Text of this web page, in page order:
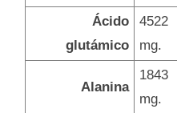
Ácido
glutámico
4522
mg.
Alanina
1843
mg.